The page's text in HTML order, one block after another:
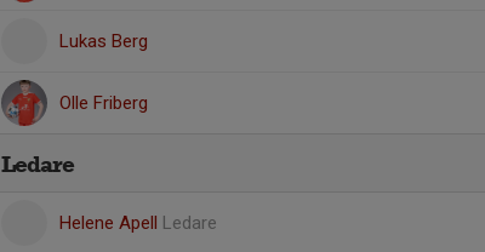
Lukas Berg
Olle Friberg
Ledare
Helene Apell Ledare